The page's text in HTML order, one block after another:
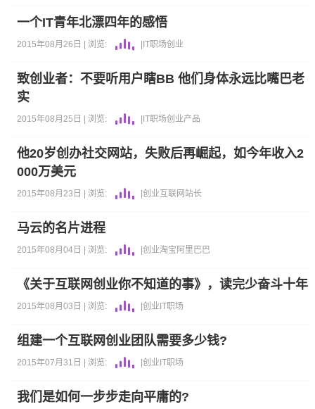
一个IT青年北漂四年的感悟
2015年08月26日 | 浏览: IT职场创业
致创业者：不要听用户瞎BB 他们身体永远比嘴巴老
实
2015年08月25日 | 浏览: IT职场创业产品
他20岁创办社交网站，失败后再崛起，如今年收入2
000万美元
2015年08月23日 | 浏览: |创业互联网站长
马云的名片进程
2015年08月04日 | 浏览: |创业淘宝 阿里巴巴
《关于互联网创业你不知道的事》，读完少奋斗十年
2015年08月03日 | 浏览: |创业 IT职场
组建一个互联网创业团队需要多少钱?
2015年07月31日 | 浏览: |创业 IT职场
我们是如何一步步走向平庸的?